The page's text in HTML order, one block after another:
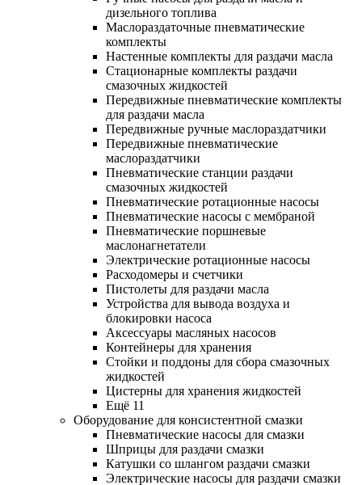
дизельного топлива
Маслораздаточные пневматические
комплекты
Настенные комплекты для раздачи масла
Стационарные комплекты раздачи
смазочных жидкостей
Передвижные пневматические комплекты
для раздачи масла
Передвижные ручные маслораздатчики
Передвижные пневматические
маслораздатчики
Пневматические станции раздачи
смазочных жидкостей
Пневматические ротационные насосы
Пневматические насосы с мембраной
Пневматические поршневые
маслонагнетатели
Электрические ротационные насосы
Расходомеры и счетчики
Пистолеты для раздачи масла
Устройства для вывода воздуха и
блокировки насоса
Аксессуары масляных насосов
Контейнеры для хранения
Стойки и поддоны для сбора смазочных
жидкостей
Цистерны для хранения жидкостей
Ещё 11
Оборудование для консистентной смазки
Пневматические насосы для смазки
Шприцы для раздачи смазки
Катушки со шлангом раздачи смазки
Электрические насосы для раздачи смазки